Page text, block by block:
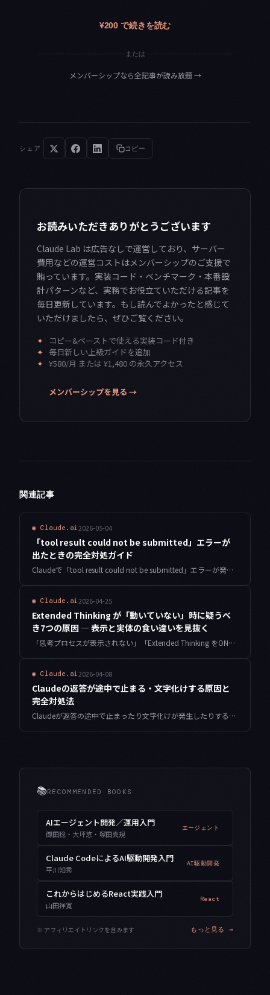
¥200 で続きを読む
または
メンバーシップなら全記事が読み放題→
シェア コピー
お読みいただきありがとうございます
Claude Lab は広告なしで運営しており、サーバー
費用などの運営コストはメンバーシップのご支援で
賄っています。実装コード・ベンチマーク・本番設
計パターンなど、実務でお役立ていただける記事を
毎日更新しています。もし読んでよかったと感じて
いただけましたら、ぜひご覧ください。
✦
コピー&ペーストで使える実装コード付き
✦ 毎日新しい上級ガイドを追加
✦ ¥580/月 または ¥1,480 の永久アクセス
メンバーシップを見る →
関連記事
◉ Claude.ai2026-05-04
「tool result could not be submitted」エラーが
出たときの完全対処ガイド
Claudeで「tool result could not be submitted」エラーが発生したときの原因と対処法を、個人開発者の実体験をもとに徹底解説します。
◉ Claude.ai2026-04-25
Extended Thinking が「動いていない」時に疑うべ
き7つの原因 — 表示と実体の食い違いを見抜く
「思考プロセスが表示されない」「Extended Thinking をONにしているのに普段と変わらない」と感じた時の原因切り分けを、API・チャット・SDK・モデルの4方向から体系的に解説します。実装バグの見抜き方まで踏み込んでいます。
◉ Claude.ai2026-04-08
Claudeの返答が途中で止まる・文字化けする原因と
完全対処法
Claudeが返答の途中で止まったり文字化けが発生したりする原因を体系的に解説。トークン制限・ネットワーク・エンコーディングの観点から、即実践できる対処法をわかりやすくご紹介します。
📚RECOMMENDED BOOKS
AIエージェント開発／運用入門
御田稔・大坪悠・塚田真規
エージェント
Claude CodeによるAI駆動開発入門
平川知秀
AI駆動開発
これからはじめるReact実践入門
山田祥寛
React
※ アフィリエイトリンクを含みます もっと見る →